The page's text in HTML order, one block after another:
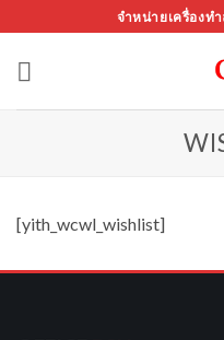
ไป
จำหน่ายเครื่องท
[yith_wcwl_wishlist]